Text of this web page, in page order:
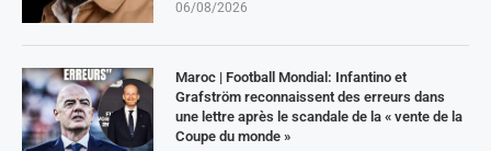
06/08/2026
Maroc | Football Mondial: Infantino et
Grafström reconnaissent des erreurs dans
une lettre après le scandale de la « vente de la
Coupe du monde »